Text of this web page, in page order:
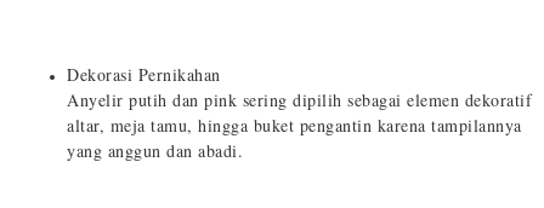
Dekorasi Pernikahan
Anyelir putih dan pink sering dipilih sebagai elemen dekoratif
altar, meja tamu, hingga buket pengantin karena tampilannya
yang anggun dan abadi.